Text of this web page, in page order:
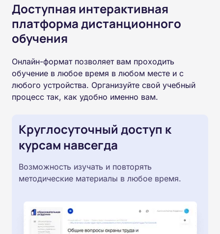
Доступная интерактивная
платформа дистанционного
обучения
Онлайн-формат позволяет вам проходить
обучение в любое время в любом месте и с
любого устройства. Организуйте свой учебный
процесс так, как удобно именно вам.
Круглосуточный доступ к
курсам навсегда
Возможность изучать и повторять
методические материалы в любое время.